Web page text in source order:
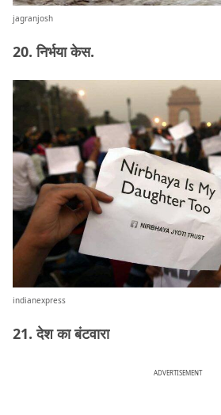
jagranjosh
20. निर्भया केस.
indianexpress
21. देश का बंटवारा
ADVERTISEMENT